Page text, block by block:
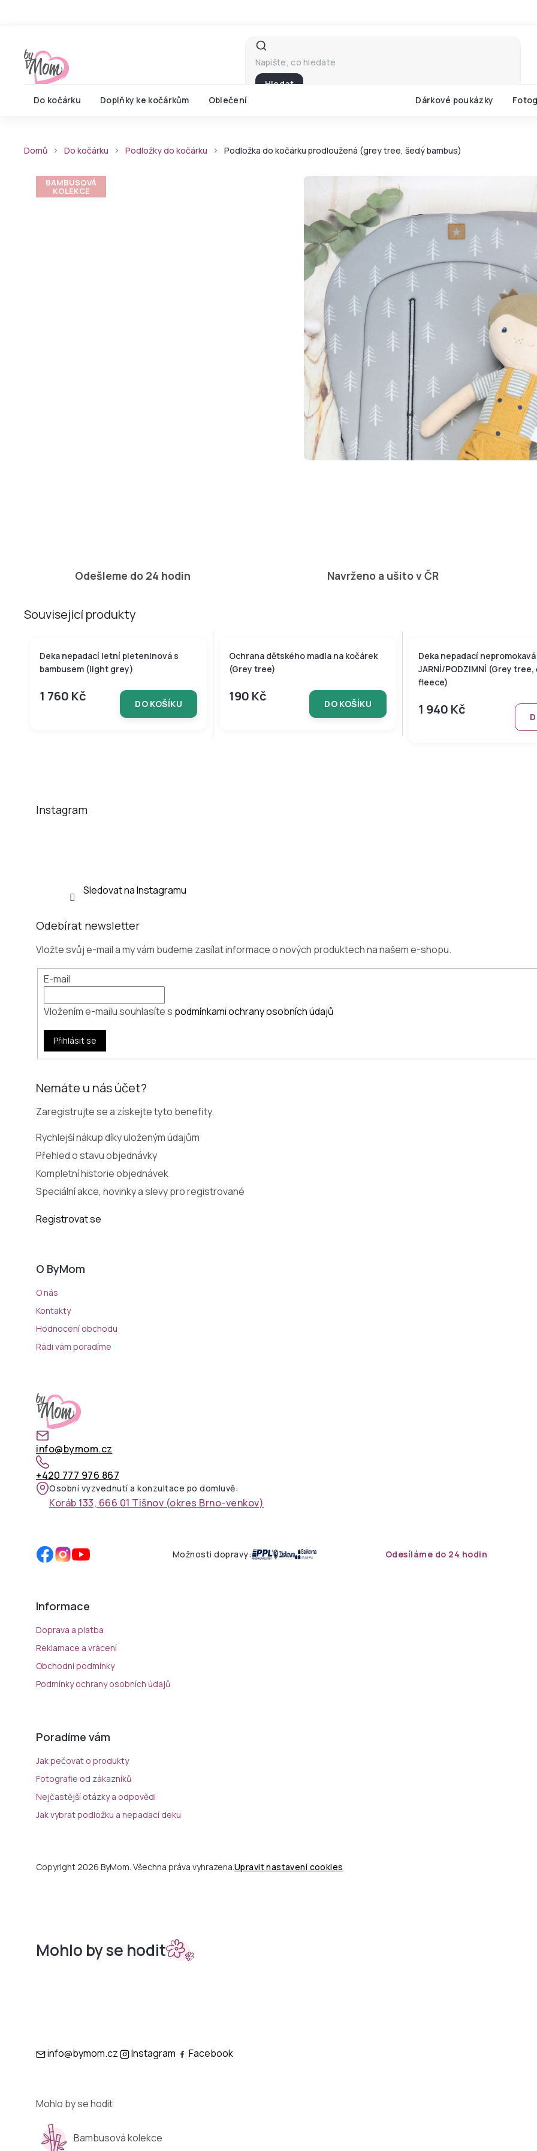
Hledat
Do kočárku Doplňky ke kočárkům Oblečení Dárkové poukázky
Domů Do kočárku Podložky do kočárku Podložka do kočárku prodloužená (grey tree, šedý bambus)
BAMBUSOVÁ
KOLEKCE
Odešleme do 24 hodin Navrženo a ušito v ČR
Související produkty
BAMBUSOVÁ KOLEKCE
Deka nepadací letní pleteninová s
bambusem (light grey)
1 760 Kč DO KOŠÍKU
Ochrana dětského madla na kočárek
(Grey tree)
190 Kč DO KOŠÍKU
Deka nepadací nepromokavá
JARNÍ/PODZIMNÍ (Grey
fleece)
1 940 Kč
Instagram
Sledovat na Instagramu
Odebírat newsletter
Vložte svůj e-mail a my vám budeme zasílat informace o nových produktech na našem e-shopu.
E-mail
Vložením e-mailu souhlasíte s podmínkami ochrany osobních údajů
Přihlásit se
Nemáte u nás účet?
Zaregistrujte se a získejte tyto benefity.
Rychlejší nákup díky uloženým údajům
Přehled o stavu objednávky
Kompletní historie objednávek
Speciální akce, novinky a slevy pro registrované
Registrovat se
O ByMom
O nás
Kontakty
Hodnocení obchodu
Rádi vám poradíme
info@bymom.cz
+420 777 976 867
Osobní vyzvednutí a konzultace po domluvě:
Koráb 133, 666 01 Tišnov (okres Brno-venkov)
Možnosti dopravy: Odesíláme do 24 hodin
Informace
Doprava a platba
Reklamace a vrácení
Obchodní podmínky
Podmínky ochrany osobních údajů
Poradíme vám
Jak pečovat o produkty
Fotografie od zákazníků
Nejčastější otázky a odpovědi
Jak vybrat podložku a nepadací deku
Copyright 2026 ByMom. Všechna práva vyhrazena.Upravit nastavení cookies
Mohlo by se hodit
info@bymom.cz Instagram Facebook
Mohlo by se hodit
Bambusová kolekce